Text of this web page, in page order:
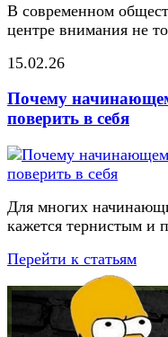
В современном
центре внимания не
15.02.26
Почему
поверить в себя
Для многих
кажется тернистым и
Перейти к статьям